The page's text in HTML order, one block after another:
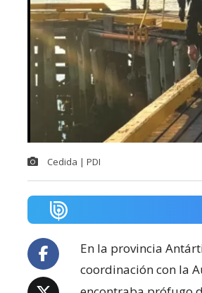
Cedida | PDI
En la provincia
coordinación con la